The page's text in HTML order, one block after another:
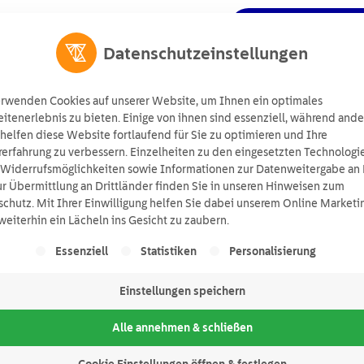
Wissen
5
Datenschutzeinstellungen
Cookies auf unserer Website, um Ihnen ein optimales
zu bieten. Einige von ihnen sind essenziell, während
diese Website fortlaufend für Sie zu optimieren und Ihre
zu verbessern. Einzelheiten zu den eingesetzten
sowie Informationen zur Datenweitergabe an
Übermittlung an Drittländer finden Sie in unseren Hinweisen zum
Mit Ihrer Einwilligung helfen Sie dabei unserem Online
ein Lächeln ins Gesicht zu zaubern.
eine Liste der Service-Gruppen, für die eine
Essenziell Statistiken Personalisierung
Einstellungen speichern
Alle annehmen & schließen